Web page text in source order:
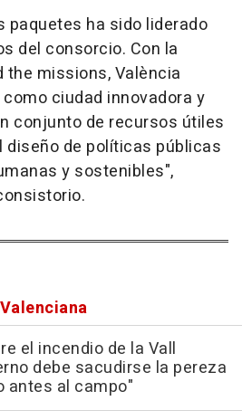
paquetes ha sido liderado
del consorcio. Con la
missions, València
ciudad innovadora y
conjunto de recursos útiles
diseño de políticas públicas
y sostenibles",
el incendio de la Vall
debe sacudirse la pereza
antes al campo"